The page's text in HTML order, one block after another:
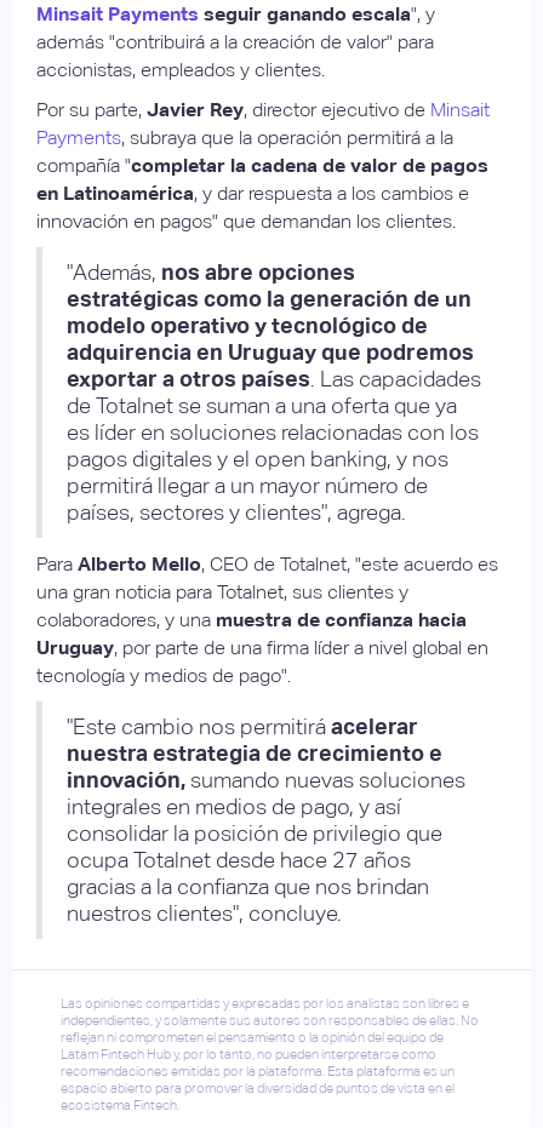
Minsait Payments seguir ganando escala", y
además "contribuirá a la creación de valor" para
accionistas, empleados y clientes.
Por su parte, Javier Rey, director ejecutivo de Minsait
Payments, subraya que la operación permitirá a la
compañía "completar la cadena de valor de pagos
en Latinoamérica, y dar respuesta a los cambios e
innovación en pagos" que demandan los clientes.
"Además, nos abre opciones
estratégicas como la generación de un
modelo operativo y tecnológico de
adquirencia en Uruguay que podremos
exportar a otros países . Las capacidades
de Totalnet se suman a una oferta que ya
es líder en soluciones relacionadas con los
pagos digitales y el open banking, y nos
permitirá llegar a un mayor número de
países, sectores y clientes", agrega.
Para Alberto Mello, CEO de Totalnet, "este acuerdo es
una gran noticia para Totalnet, sus clientes y
colaboradores, y una muestra de confianza hacia
Uruguay, por parte de una firma líder a nivel global en
tecnología y medios de pago".
"Este cambio nos permitiráacelerar
nuestra estrategia de crecimiento e
innovación, sumando nuevas soluciones
integrales en medios de pago, y así
consolidar la posición de privilegio que
ocupa Totalnet desde hace 27 años
gracias a la confianza que nos brindan
nuestros clientes", concluye.
Las opiniones compartidas y expresadas por los analistas son libres e
independientes, y solamente sus autores son responsables de ellas. No
reflejan ni comprometen el pensamiento o la opinión del equipo de
Latam Fintech Hub y, por lo tanto, no pueden interpretarse como
recomendaciones emitidas por la plataforma. Esta plataforma es un
espacio abierto para promover la diversidad de puntos de vista en el
ecosistema Fintech.